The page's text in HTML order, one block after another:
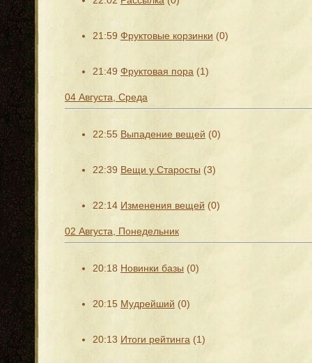
21:59 Фруктовые корзинки (0)
21:49 Фруктовая пора (1)
04 Августа, Среда
22:55 Выпадение вещей (0)
22:39 Вещи у Старосты (3)
22:14 Изменения вещей (0)
02 Августа, Понедельник
20:18 Новинки базы (0)
20:15 Мудрейший (0)
20:13 Итоги рейтинга (1)